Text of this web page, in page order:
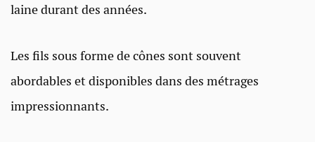
laine durant des années.
Les fils sous forme de cônes sont souvent
abordables et disponibles dans des métrages
impressionnants.